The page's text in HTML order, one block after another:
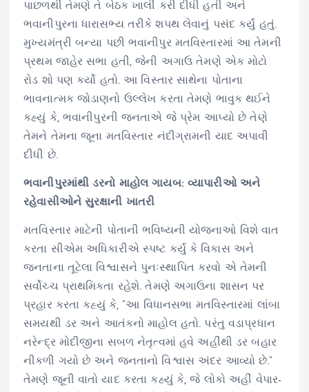
પાછળથી તેમણે તે બેઠક ખાલી કરી દીધી હતી અને
ભવાનીપુરના ધારાસભ્ય તરીકે શપથ લેવાનું પસંદ કર્યું હતું.
મુખ્યમંત્રી બન્યા પછી ભવાનીપુર મતવિસ્તારમાં આ તેમની
પ્રથમ જાહેર સભા હતી, જેની અગાઉ તેમણે એક મોટો
રોડ શો પણ કર્યો હતો. આ વિસ્તાર સાથેના પોતાના
ભાવનાત્મક જોડાણનો ઉલ્લેખ કરતા તેમણે ભાવુક થઈને
કહ્યું કે, ભવાનીપુરની જનતાએ જે પ્રેમ આપ્યો છે તેણે
તેમને તેમના જૂના મતવિસ્તાર નંદીગ્રામની યાદ અપાવી
દીધી છે.
ભવાનીપુરમાંથી ડરનો માહોલ ગાયબ: વ્યાપારીઓ અને
રહેવાસીઓને સુરક્ષાની ખાતરી
મતવિસ્તાર માટેની પોતાની ભવિષ્યની યોજનાઓ વિશે વાત
કરતા સીએમ અધિકારીએ સ્પષ્ટ કર્યું કે વિકાસ અને
જનતાના તૂટેલા વિશ્વાસને પુનઃસ્થાપિત કરવો એ તેમની
સર્વોચ્ચ પ્રાથમિકતા રહેશે. તેમણે અગાઉના શાસન પર
પ્રહાર કરતા કહ્યું કે, “આ વિધાનસભા મતવિસ્તારમાં લાંબા
સમયથી ડર અને આતંકનો માહોલ હતો. પરંતુ વડાપ્રધાન
નરેન્દ્ર મોદીજીના સબળ નેતૃત્વમાં હવે અહીંથી ડર બહાર
નીકળી ગયો છે અને જનતાનો વિશ્વાસ અંદર આવ્યો છે.”
તેમણે જૂની વાતો યાદ કરતા કહ્યું કે, જે લોકો અહીં વેપાર-